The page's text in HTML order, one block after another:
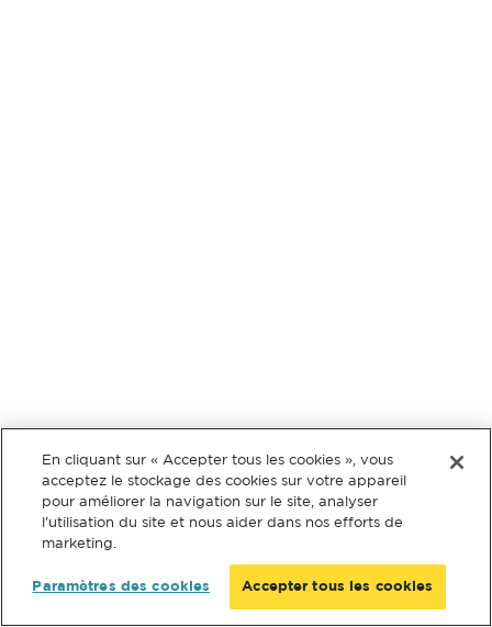
En cliquant sur « Accepter tous les cookies », vous
acceptez le stockage des cookies sur votre appareil
pour améliorer la navigation sur le site, analyser
l’utilisation du site et nous aider dans nos efforts de
marketing.
Paramètres des cookies Accepter tous les cookies